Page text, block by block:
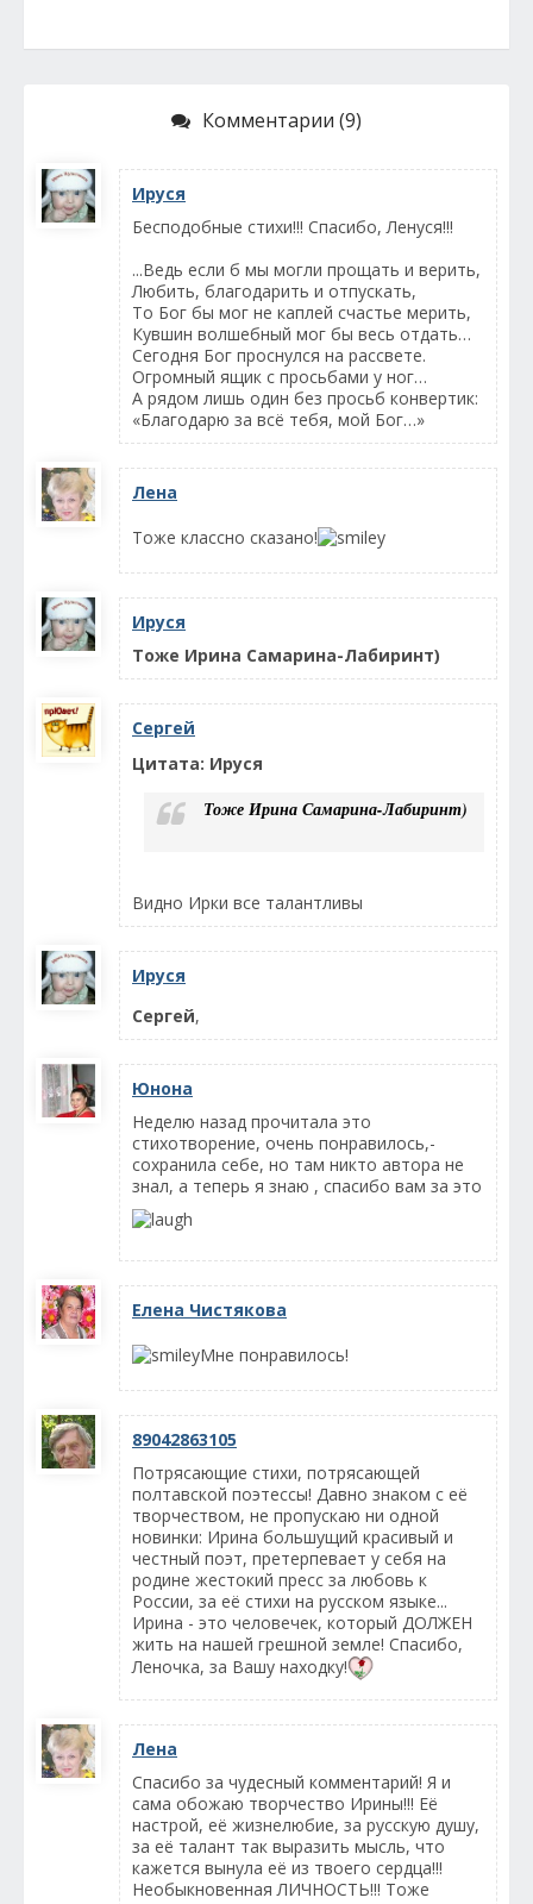
Комментарии (9)
Ируся
Бесподобные стихи!!! Спасибо, Ленуся!!!
...Ведь если б мы могли прощать и верить,
Любить, благодарить и отпускать,
То Бог бы мог не каплей счастье мерить,
Кувшин волшебный мог бы весь отдать…
Сегодня Бог проснулся на рассвете.
Огромный ящик с просьбами у ног…
А рядом лишь один без просьб конвертик:
«Благодарю за всё тебя, мой Бог…»
Лена
Тоже классно сказано!
Ируся
Тоже Ирина Самарина-Лабиринт)
Сергей
Цитата: Ируся
Тоже Ирина Самарина-Лабиринт)
Видно Ирки все талантливы
Ируся
Сергей,
Юнона
Неделю назад прочитала это
стихотворение, очень понравилось,-
сохранила себе, но там никто автора не
знал, а теперь я знаю , спасибо вам за это
Елена Чистякова
Мне понравилось!
89042863105
Потрясающие стихи, потрясающей
полтавской поэтессы! Давно знаком с её
творчеством, не пропускаю ни одной
новинки: Ирина большущий красивый и
честный поэт, претерпевает у себя на
родине жестокий пресс за любовь к
России, за её стихи на русском языке...
Ирина - это человечек, который ДОЛЖЕН
жить на нашей грешной земле! Спасибо,
Леночка, за Вашу находку!
Лена
Спасибо за чудесный комментарий! Я и
сама обожаю творчество Ирины!!! Её
настрой, её жизнелюбие, за русскую душу,
за её талант так выразить мысль, что
кажется вынула её из твоего сердца!!!
Необыкновенная ЛИЧНОСТЬ!!! Тоже